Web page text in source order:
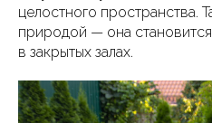
целостного пространства.
природой — она
в закрытых залах.